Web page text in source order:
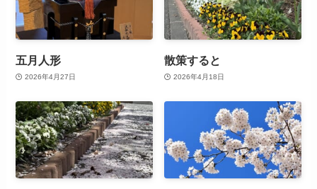
五月人形
2026年4月27日
散策すると
2026年4月18日